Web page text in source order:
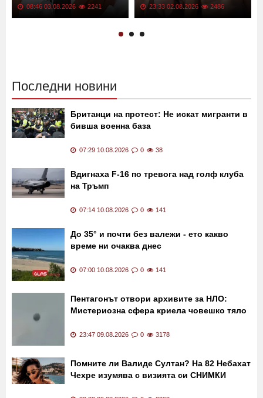
08:46 03.08.2026 2241 23:33 02.08.2026 2486
Последни новини
Британци на протест: Не искат мигранти в
бивша военна база
07:29 10.08.2026 0 38
Вдигнаха F-16 по тревога над голф клуба
на Тръмп
07:14 10.08.2026 0 141
До 35° и почти без валежи - ето какво
време ни очаква днес
07:00 10.08.2026 0 141
Пентагонът отвори архивите за НЛО:
Мистериозна сфера криела човешко тяло
23:47 09.08.2026 0 3178
Помните ли Валиде Султан? На 82 Небахат
Чехре изумява с визията си СНИМКИ